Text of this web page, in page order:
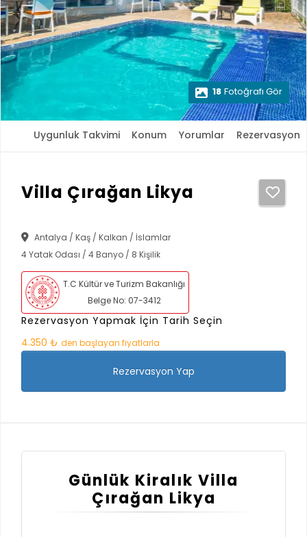
18 Fotoğrafı Gör
Uygunluk Takvimi Konum Yorumlar Rezervasyon
Villa Çırağan Likya
Antalya / Kaş / Kalkan / İslamlar
4 Yatak Odası / 4 Banyo / 8 Kişilik
T.C Kültür ve Turizm Bakanlığı
Belge No: 07-3412
Rezervasyon Yapmak İçin Tarih Seçin
4.350 ₺ den başlayan fiyatlarla
Rezervasyon Yap
Günlük Kiralık Villa
Çırağan Likya